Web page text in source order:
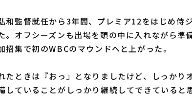
和監督就任から3年間、プレミア12をはじめ侍
。オフシーズンも出場を頭の中に入れながら準
招集で初のWBCのマウンドへと上がった。
たときは『おっ』となりましたけど、しっかり
していることがしっかり継続してできていると